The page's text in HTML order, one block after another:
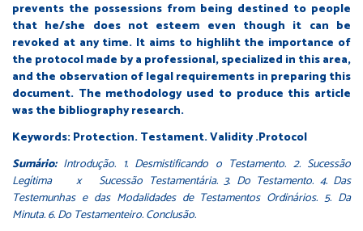
prevents the possessions from being destined to people
that he/she does not esteem even though it can be
revoked at any time. It aims to highliht the importance of
the protocol made by a professional, specialized in this area,
and the observation of legal requirements in preparing this
document. The methodology used to produce this article
was the bibliography research.
Keywords: Protection. Testament. Validity .Protocol
Sumário:Introdução. 1. Desmistificando o Testamento. 2. Sucessão
Legítima x Sucessão Testamentária. 3. Do Testamento. 4. Das
Testemunhas e das Modalidades de Testamentos Ordinários. 5. Da
Minuta. 6. Do Testamenteiro. Conclusão.